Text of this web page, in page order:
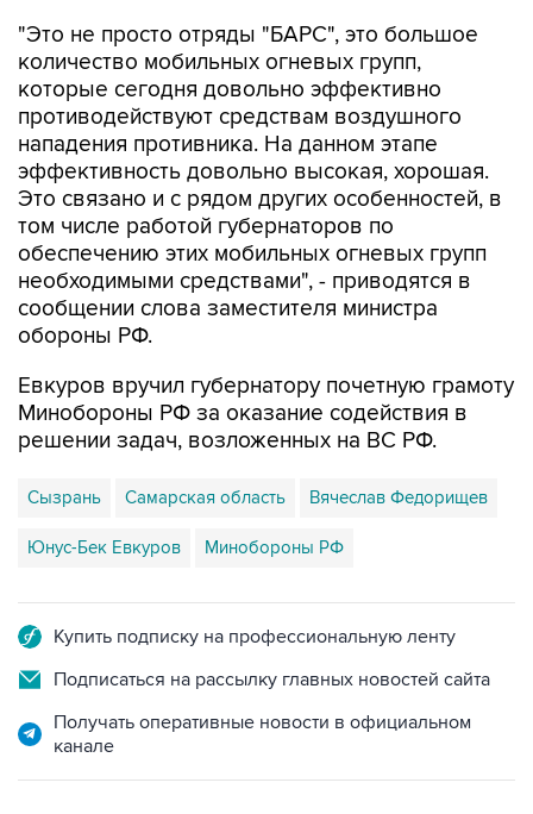
"Это не просто отряды "БАРС", это большое
количество мобильных огневых групп,
которые сегодня довольно эффективно
противодействуют средствам воздушного
нападения противника. На данном этапе
эффективность довольно высокая, хорошая.
Это связано и с рядом других особенностей, в
том числе работой губернаторов по
обеспечению этих мобильных огневых групп
необходимыми средствами", - приводятся в
сообщении слова заместителя министра
обороны РФ.
Евкуров вручил губернатору почетную грамоту
Минобороны РФ за оказание содействия в
решении задач, возложенных на ВС РФ.
Сызрань Самарская область Вячеслав Федорищев
Юнус-Бек Евкуров Минобороны РФ
Купить подписку на профессиональную ленту
Подписаться на рассылку главных новостей сайта
Получать оперативные новости в официальном
канале